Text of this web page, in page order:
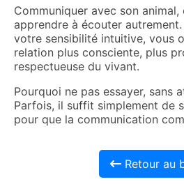
Communiquer avec son animal,
apprendre à écouter
votre sensibilité intuitive, vous
relation plus consciente, plus
respectueuse du vivant.
Pourquoi ne pas essayer, sans
Parfois, il suffit simplement de
pour que la communication
Retour au